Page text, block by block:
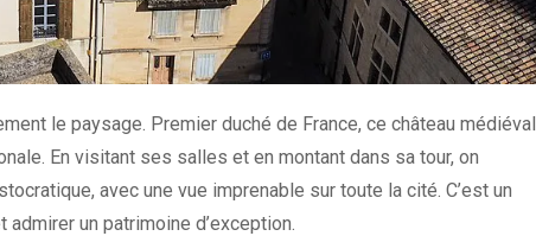
le paysage. Premier duché de France, ce château médiéval
En visitant ses salles et en montant dans sa tour, on
avec une vue imprenable sur toute la cité. C’est un
un patrimoine d’exception.